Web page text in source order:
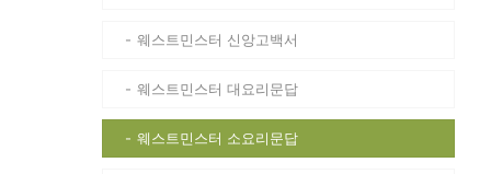
웨스트민스터 신앙고백서
웨스트민스터 대요리문답
웨스트민스터 소요리문답